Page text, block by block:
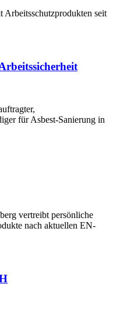
Arbeitsschutzprodukten seit
für Asbest-Sanierung in
vertreibt persönliche
nach aktuellen EN-